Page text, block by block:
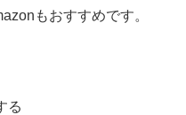
もおすすめです。
る